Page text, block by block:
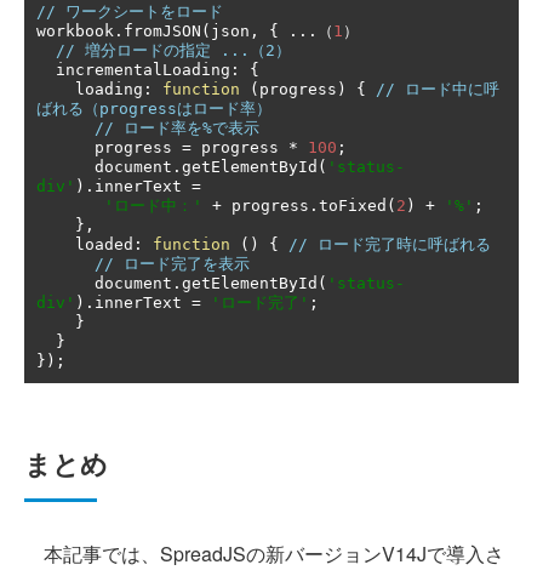
// ワークシートをロード
workbook . fromJSON ( json , { ...（ 1 ）
// 増分ロードの指定 ...（2）
  incrementalLoading
:
{
    loading
: function ( progress ) {
// ロード中に呼
ばれる（progressはロード率）
// ロード率を%で表示
      progress
= progress * 100 ;
      document
. getElementById ( 'status-
div' ). innerText =
'ロード中：'
+ progress . toFixed ( 2 ) + '%' ;
},
    loaded
: function () {
// ロード完了時に呼ばれる
// ロード完了を表示
      document
. getElementById ( 'status-
div' ). innerText = 'ロード完了' ;
}
}
});
まとめ
本記事では、SpreadJSの新バージョンV14Jで導入さ